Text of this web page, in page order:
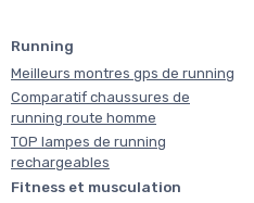
Running
Meilleurs montres gps de running
Comparatif chaussures de
running route homme
TOP lampes de running
rechargeables
Fitness et musculation